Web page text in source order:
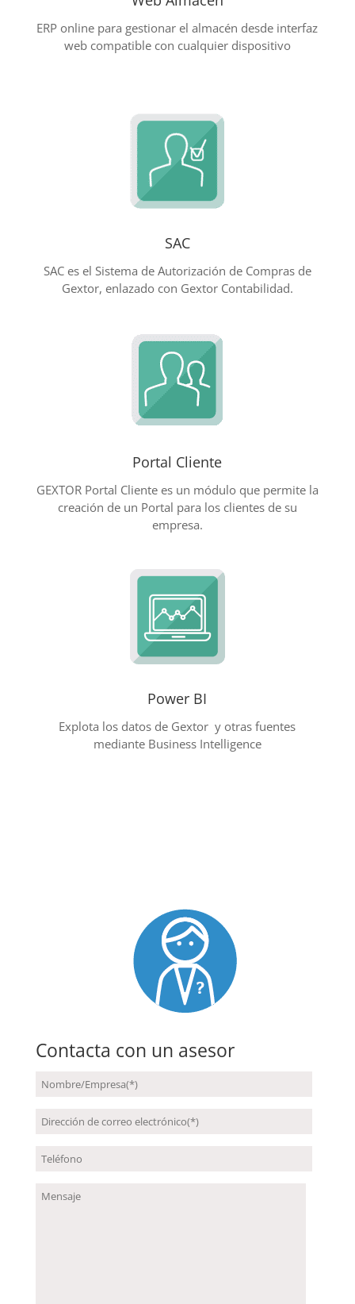
ERP online para gestionar el almacén desde interfaz
web compatible con cualquier dispositivo
SAC
SAC es el Sistema de Autorización de Compras de
Gextor, enlazado con Gextor Contabilidad.
Portal Cliente
GEXTOR Portal Cliente es un módulo que permite la
creación de un Portal para los clientes de su
empresa.
Power BI
Explota los datos de Gextor y otras fuentes
mediante Business Intelligence
Contacta con un asesor